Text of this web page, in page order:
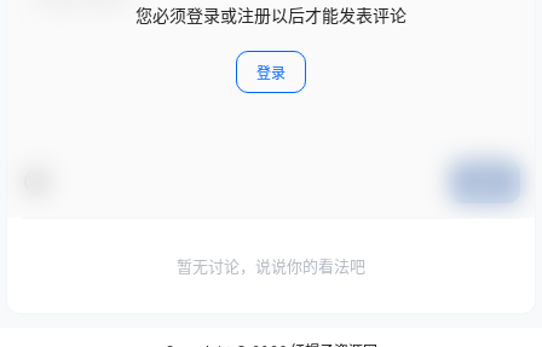
您必须登录或注册以后才能发表评论
登录
暂无讨论，说说你的看法吧